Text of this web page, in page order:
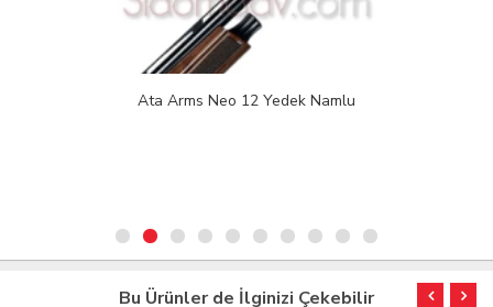
Ata Arms Neo 12 Yedek Namlu
Bu Ürünler de İlginizi Çekebilir